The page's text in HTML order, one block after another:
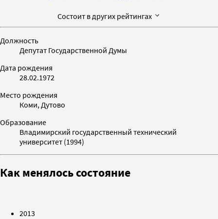
Состоит в других рейтингах
Должность
Депутат Государственной Думы
Дата рождения
28.02.1972
Место рождения
Коми, Дутово
Образование
Владимирский государственный технический
университет (1994)
Как менялось состояние
2013